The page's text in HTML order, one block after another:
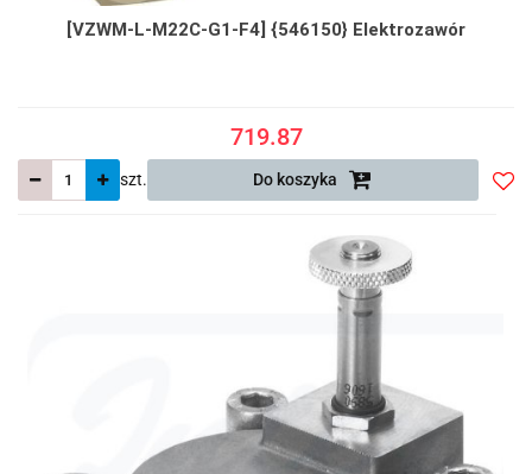
[VZWM-L-M22C-G1-F4] {546150} Elektrozawór
719.87
szt. Do koszyka